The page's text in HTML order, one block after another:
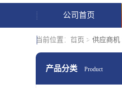
公司首页
联系方式
当前位置： 首页 > 供应商机
产品分类 Product